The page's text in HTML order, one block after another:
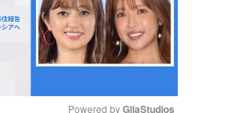
Powered by GliaStudios